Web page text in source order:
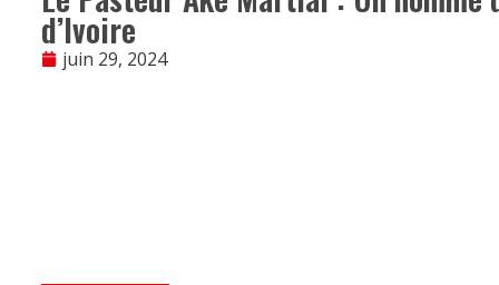
d’Ivoire
juin 29, 2024